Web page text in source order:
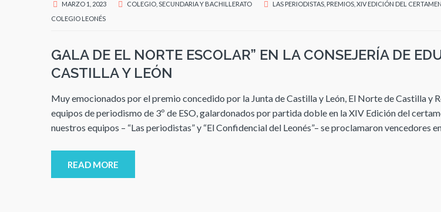
MARZO 1, 2023 COLEGIO SECUNDARIA Y BACHILLERATO LAS PERIODISTAS PREMIOS XIV EDICIÓN DEL
COLEGIO LEONÉS
GALA DE EL NORTE ESCOLAR” EN LA CONSEJERÍA DE
CASTILLA Y LEÓN
Muy emocionados por el premio concedido por la Junta de Castilla y León, El Norte de Castilla y
equipos de periodismo de 3º de ESO, galardonados por partida doble en la XIV Edición del
nuestros equipos – “Las periodistas” y “El Confidencial del Leonés”– se proclamaron vencedores
READ MORE